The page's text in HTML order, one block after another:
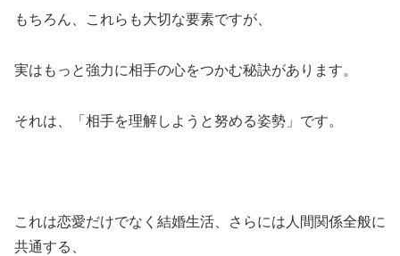
もちろん、これらも大切な要素ですが、
実はもっと強力に相手の心をつかむ秘訣があります。
それは、「相手を理解しようと努める姿勢」です。
これは恋愛だけでなく結婚生活、さらには人間関係全般に
共通する、